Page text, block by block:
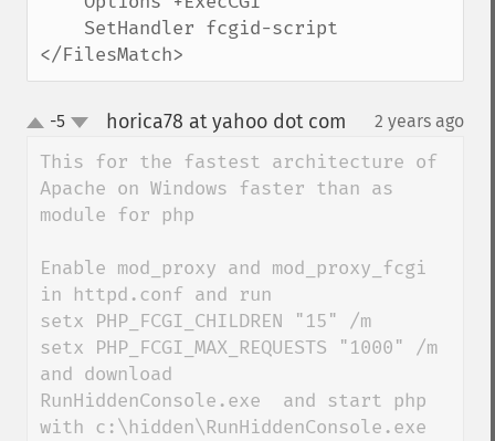
</FilesMatch>
up-5 horica78 at yahoo dot com 2 years ago
This for the fastest architecture of
Apache on Windows faster than as
module for php
Enable mod_proxy and mod_proxy_fcgi
in httpd.conf and run
setx PHP_FCGI_CHILDREN "15" /m
setx PHP_FCGI_MAX_REQUESTS "1000" /m
and download
RunHiddenConsole.exe  and start php
with c:\hidden\RunHiddenConsole.exe